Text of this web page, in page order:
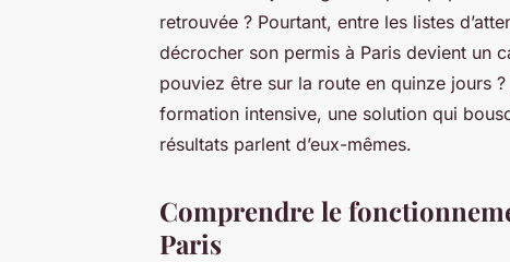
retrouvée ? Pourtant, entre les listes
décrocher son permis à Paris devient un
pouviez être sur la route en quinze jours
formation intensive, une solution qui
résultats parlent d’eux-mêmes.
Comprendre le
Paris